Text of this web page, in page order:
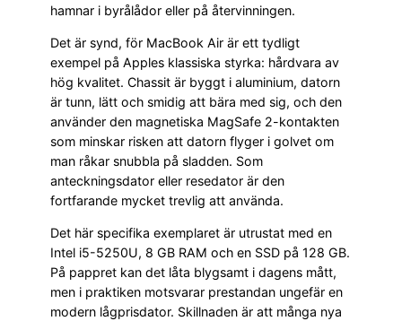
hamnar i byrålådor eller på återvinningen.
Det är synd, för MacBook Air är ett tydligt
exempel på Apples klassiska styrka: hårdvara av
hög kvalitet. Chassit är byggt i aluminium, datorn
är tunn, lätt och smidig att bära med sig, och den
använder den magnetiska MagSafe 2-kontakten
som minskar risken att datorn flyger i golvet om
man råkar snubbla på sladden. Som
anteckningsdator eller resedator är den
fortfarande mycket trevlig att använda.
Det här specifika exemplaret är utrustat med en
Intel i5-5250U, 8 GB RAM och en SSD på 128 GB.
På pappret kan det låta blygsamt i dagens mått,
men i praktiken motsvarar prestandan ungefär en
modern lågprisdator. Skillnaden är att många nya